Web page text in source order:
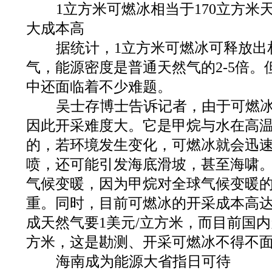
1立方米可燃冰相当于170立方米
大成本高
据统计，1立方米可燃冰可释放出
气，能源密度是普通天然气的2-5倍。
中还面临着不少难题。
吴士存博士告诉记者，由于可燃
因此开采难度大。它是甲烷与水在高
的，若环境发生变化，可燃冰就会迅
喷，还可能引发海底滑坡，甚至海啸
气候变暖，因为甲烷对全球气候变暖
重。同时，目前可燃冰的开采成本高
成天然气要1美元/立方米，而目前国
方米，这是勘测、开采可燃冰不得不
海南成为能源大省指日可待